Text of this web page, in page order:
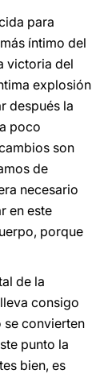
para
íntimo del
victoria del
explosión
después la
poco
son
de
necesario
en este
porque
de la
consigo
se convierten
punto la
bien, es